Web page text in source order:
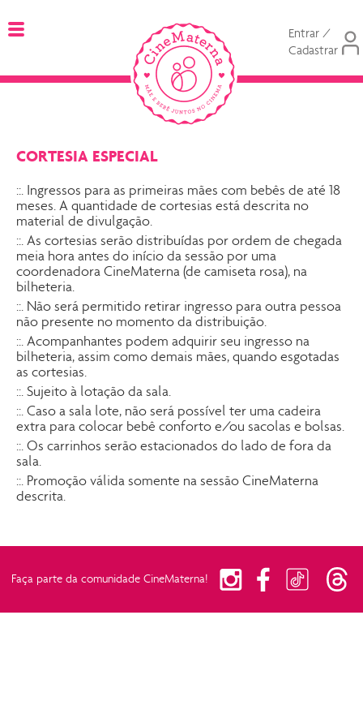
Entrar /
Cadastrar
CORTESIA ESPECIAL
::. Ingressos para as primeiras mães com bebês de até 18
meses. A quantidade de cortesias está descrita no
material de divulgação.
::. As cortesias serão distribuídas por ordem de chegada
meia hora antes do início da sessão por uma
coordenadora CineMaterna (de camiseta rosa), na
bilheteria.
::. Não será permitido retirar ingresso para outra pessoa
não presente no momento da distribuição.
::. Acompanhantes podem adquirir seu ingresso na
bilheteria, assim como demais mães, quando esgotadas
as cortesias.
::. Sujeito à lotação da sala.
::. Caso a sala lote, não será possível ter uma cadeira
extra para colocar bebê conforto e/ou sacolas e bolsas.
::. Os carrinhos serão estacionados do lado de fora da
sala.
::. Promoção válida somente na sessão CineMaterna
descrita.
Faça parte da comunidade CineMaterna! instagram
facebooktiktok